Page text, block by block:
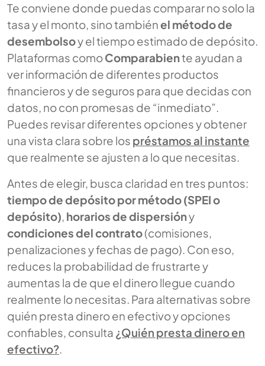
Te conviene donde puedas comparar no solo la
tasa y el monto, sino tambiénel método de
desembolsoy el tiempo estimado de depósito.
Plataformas comoComparabiente ayudan a
ver información de diferentes productos
financieros y de seguros para que decidas con
datos, no con promesas de “inmediato”.
Puedes revisar diferentes opciones y obtener
una vista clara sobre los préstamos al instante
que realmente se ajusten a lo que necesitas.
Antes de elegir, busca claridad en tres puntos:
tiempo de depósito por método (SPEI o
depósito), horarios de dispersióny
condiciones del contrato(comisiones,
penalizaciones y fechas de pago). Con eso,
reduces la probabilidad de frustrarte y
aumentas la de que el dinero llegue cuando
realmente lo necesitas. Para alternativas sobre
quién presta dinero en efectivo y opciones
confiables, consulta ¿Quién presta dinero en
efectivo?.